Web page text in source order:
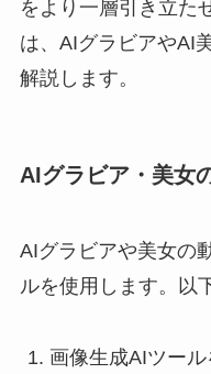
をより一層引き立た
は、AIグラビアやAI
解説します。
AIグラビア・美女
AIグラビアや美女の
ルを使用します。以
画像生成AIツー